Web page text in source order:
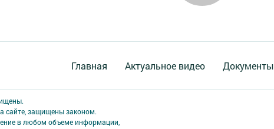
Главная Актуальное видео Документы
защищены законом.
в любом объеме информации,